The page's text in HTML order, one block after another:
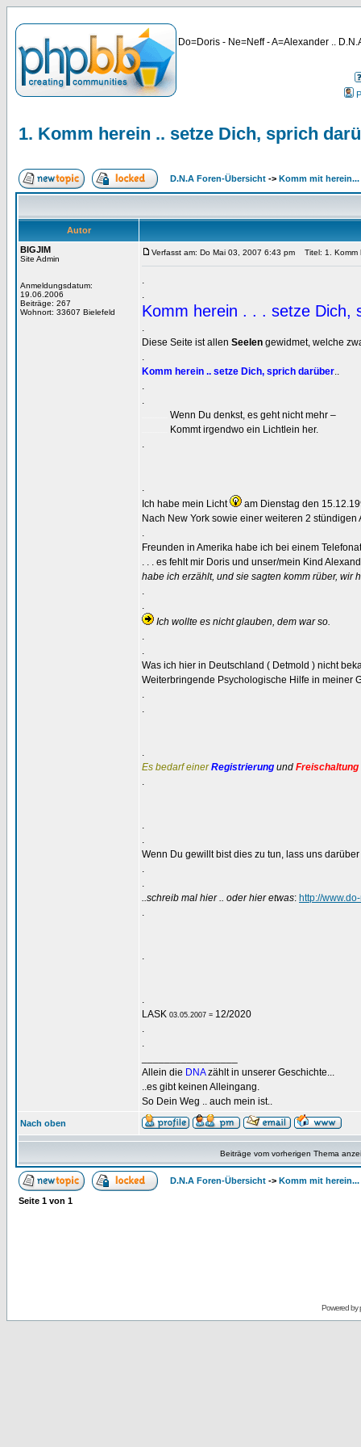
Do=Doris - Ne=Neff - A=Alexander ..
1. Komm herein .. setze Dich, sprich
D.N.A Foren-Übersicht -> Komm mit herein...
Autor
BIGJIM
Site Admin
Anmeldungsdatum:
19.06.2006
Beiträge: 267
Wohnort: 33607 Bielefeld
Verfasst am: Do Mai 03, 2007 6:43 pm Titel: 1. Komm
.
.
Komm herein . . . setze Dich,
.
Diese Seite ist allen Seelen gewidmet, welche
.
Komm herein .. setze Dich, sprich darüber..
.
.
Wenn Du denkst, es geht nicht mehr –
Kommt irgendwo ein Lichtlein her.
.
.
Ich habe mein Licht
am Dienstag den
Nach New York sowie einer weiteren 2
.
Freunden in Amerika habe ich bei einem
. . . es fehlt mir Doris und unser/mein Kind
habe ich erzählt, und sie sagten komm rüber, wir
.
.
Ich wollte es nicht glauben, dem war so.
.
.
Was ich hier in Deutschland ( Detmold ) nicht
Weiterbringende Psychologische Hilfe in meiner
.
.
.
Es bedarf einer Registrierung und Freischaltung
.
.
.
Wenn Du gewillt bist dies zu tun, lass uns
.
.
..schreib mal hier .. oder hier etwas: http://
.
.
.
LASK 03.05.2007 = 12/2020
.
.
Allein die DNAzählt in unserer Geschichte...
..es gibt keinen Alleingang.
So Dein Weg .. auch mein ist..
Nach oben
Beiträge vom vorherigen Thema
D.N.A Foren-Übersicht -> Komm mit herein...
Seite 1 von 1
Powered by